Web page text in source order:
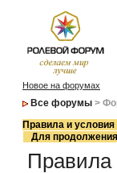
Новое на форумах
Все форумы >
Правила и условия
Для
Правила